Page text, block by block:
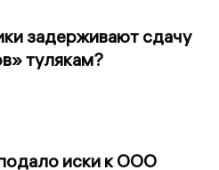
задерживают сдачу
тулякам?
иски к ООО